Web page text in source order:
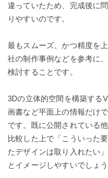
違っていたため、完成後に
りやすいのです。
最もスムーズ、かつ精度を
社の制作事例などを参考に
検討することです。
3Dの立体的空間を構築する
画書など平面上の情報だけ
です。既に公開されている
比較した上で「こういった
たデザインは取り入れたい
とイメージしやすいでしょう